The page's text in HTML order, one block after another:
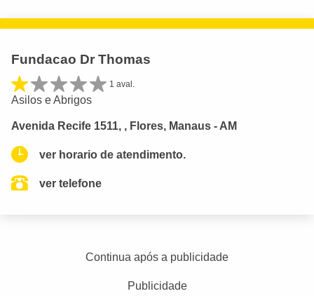
Fundacao Dr Thomas
1 aval.
Asilos e Abrigos
Avenida Recife 1511, , Flores, Manaus - AM
ver horario de atendimento.
ver telefone
Continua após a publicidade
Publicidade